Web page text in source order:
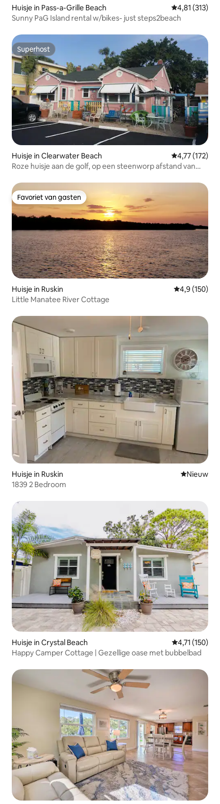
Huisje in Pass-a-Grille Beach Gemiddelde
4,81 (313)
Sunny PaG Island rental w/bikes- just steps2beach
Superhost
Superhost
Huisje in Clearwater Beach Gemiddelde
4,77 (172)
Roze huisje aan de golf, op een steenworp afstand van
Favoriet van gasten
Favoriet van gasten
Huisje in Ruskin Gemiddelde
4,9 (150)
Little Manatee River Cottage
Huisje in Ruskin Nieuwe
Nieuw
1839 2 Bedroom
Huisje in Crystal Beach Gemiddelde
4,71 (150)
Happy Camper Cottage | Gezellige oase met bubbelbad